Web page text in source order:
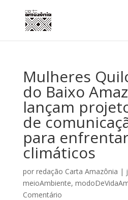
Mulheres
do Baixo
lançam
de
para
climáticos
por redação Carta Amazônia |
meioAmbiente,
Comentário